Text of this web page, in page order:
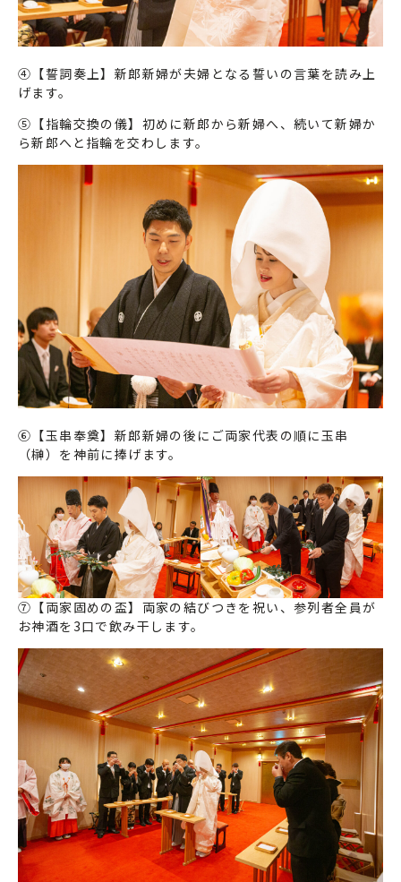
④【誓詞奏上】新郎新婦が夫婦となる誓いの言葉を読み上
げます。
⑤【指輪交換の儀】初めに新郎から新婦へ、続いて新婦か
ら新郎へと指輪を交わします。
⑥【玉串奉奠】新郎新婦の後にご両家代表の順に玉串
（榊）を神前に捧げます。
⑦【両家固めの盃】両家の結びつきを祝い、参列者全員が
お神酒を3口で飲み干します。